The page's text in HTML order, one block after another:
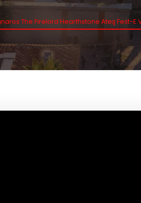
The Firelord Hearthstone Ateş Fest-